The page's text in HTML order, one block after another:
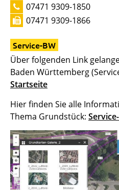
07471 9309-1850
07471 9309-1866
Service-BW
Über folgenden Link
Baden Württemberg
Startseite
Hier finden Sie alle
Thema Grundstück: